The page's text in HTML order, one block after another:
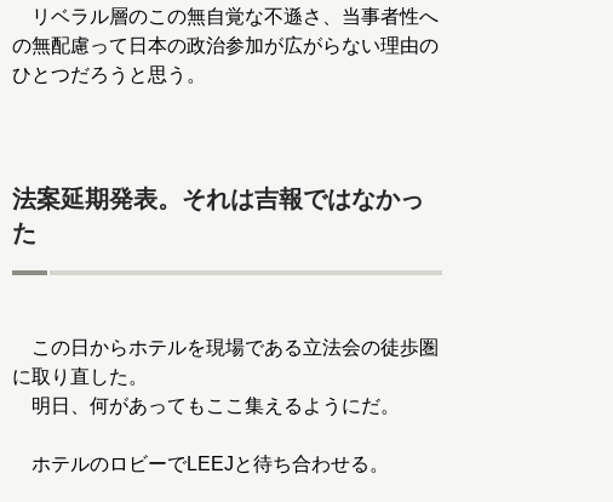
リベラル層のこの無自覚な不遜さ、当事者性へ
の無配慮って日本の政治参加が広がらない理由の
ひとつだろうと思う。
法案延期発表。それは吉報ではなかっ
た
この日からホテルを現場である立法会の徒歩圏
に取り直した。
明日、何があってもここ集えるようにだ。
ホテルのロビーでLEEJと待ち合わせる。